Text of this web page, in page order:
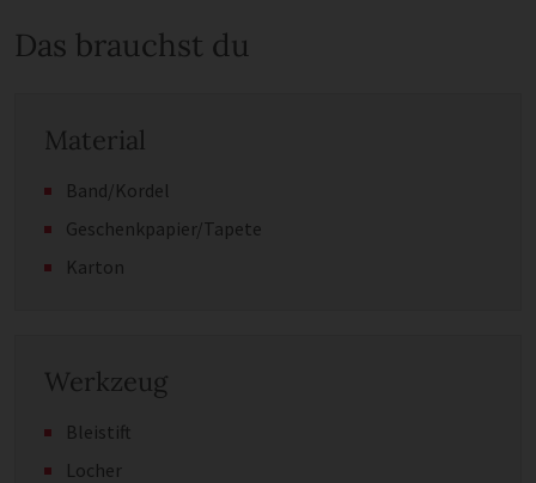
Das brauchst du
Material
Band/Kordel
Geschenkpapier/Tapete
Karton
Werkzeug
Bleistift
Locher